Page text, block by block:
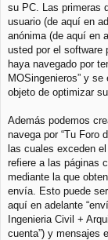
su PC. Las primeras
usuario (de aquí en
anónima (de aquí en
usted por el software
haya navegado por
MOSingenieros” y
objeto de optimizar
Además podemos
navega por “Tu Foro
las cuales exceden
refiere a las páginas
mediante la que
envía. Esto puede
aquí en adelante
Ingenieria Civil +
cuenta”) y mensajes